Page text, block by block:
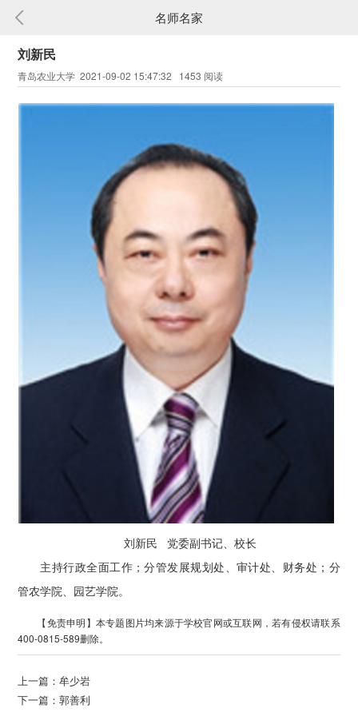
名师名家
刘新民
青岛农业大学 2021-09-02 15:47:32 1453 阅读
刘新民 党委副书记、校长
主持行政全面工作；分管发展规划处、审计处、财务处；分
管农学院、园艺学院。
【免责申明】本专题图片均来源于学校官网或互联网，若有侵权请联系
400-0815-589删除。
上一篇：牟少岩
下一篇：郭善利